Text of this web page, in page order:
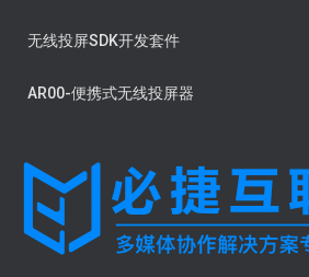
无线投屏SDK开发套件
AR00-便携式无线投屏器